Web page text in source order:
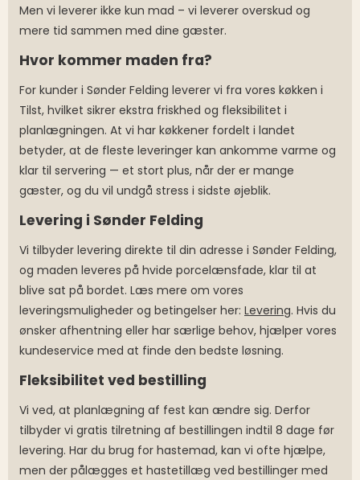
Men vi leverer ikke kun mad – vi leverer overskud og
mere tid sammen med dine gæster.
Hvor kommer maden fra?
For kunder i Sønder Felding leverer vi fra vores køkken i
Tilst, hvilket sikrer ekstra friskhed og fleksibilitet i
planlægningen. At vi har køkkener fordelt i landet
betyder, at de fleste leveringer kan ankomme varme og
klar til servering — et stort plus, når der er mange
gæster, og du vil undgå stress i sidste øjeblik.
Levering i Sønder Felding
Vi tilbyder levering direkte til din adresse i Sønder Felding,
og maden leveres på hvide porcelænsfade, klar til at
blive sat på bordet. Læs mere om vores
leveringsmuligheder og betingelser her: Levering. Hvis du
ønsker afhentning eller har særlige behov, hjælper vores
kundeservice med at finde den bedste løsning.
Fleksibilitet ved bestilling
Vi ved, at planlægning af fest kan ændre sig. Derfor
tilbyder vi gratis tilretning af bestillingen indtil 8 dage før
levering. Har du brug for hastemad, kan vi ofte hjælpe,
men der pålægges et hastetillæg ved bestillinger med